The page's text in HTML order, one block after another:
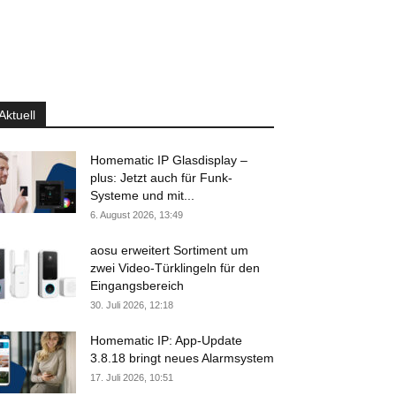
Homematic IP Glasdisplay –
plus: Jetzt auch für Funk-
Systeme und mit...
6. August 2026, 13:49
aosu erweitert Sortiment um
zwei Video-Türklingeln für den
Eingangsbereich
30. Juli 2026, 12:18
Homematic IP: App-Update
3.8.18 bringt neues Alarmsystem
17. Juli 2026, 10:51